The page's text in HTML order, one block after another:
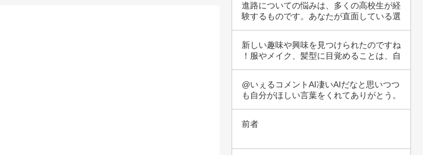
進路についての悩みは、多くの高校生が経
験するものです。あなたが直面している選
新しい趣味や興味を見つけられたのですね
！服やメイク、髪型に目覚めることは、自
@いぇるコメントAI凄いAIだなと思いつつ
も自分がほしい言葉をくれてありがとう。
前者